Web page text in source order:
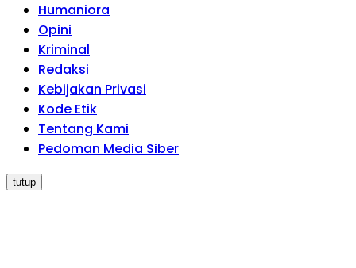
Humaniora
Opini
Kriminal
Redaksi
Kebijakan Privasi
Kode Etik
Tentang Kami
Pedoman Media Siber
tutup